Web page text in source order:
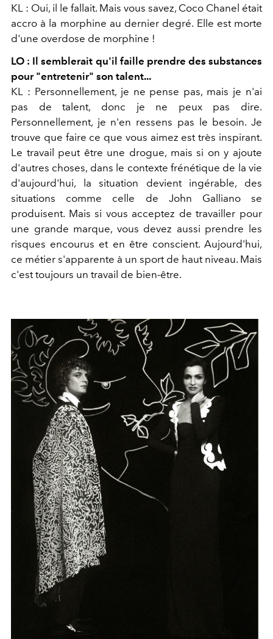
KL : Oui, il le fallait. Mais vous savez, Coco Chanel était
accro à la morphine au dernier degré. Elle est morte
d'une overdose de morphine !
LO : Il semblerait qu'il faille prendre des substances
pour "entretenir" son talent...
KL : Personnellement, je ne pense pas, mais je n'ai
pas de talent, donc je ne peux pas dire.
Personnellement, je n'en ressens pas le besoin. Je
trouve que faire ce que vous aimez est très inspirant.
Le travail peut être une drogue, mais si on y ajoute
d'autres choses, dans le contexte frénétique de la vie
d'aujourd'hui, la situation devient ingérable, des
situations comme celle de John Galliano se
produisent. Mais si vous acceptez de travailler pour
une grande marque, vous devez aussi prendre les
risques encourus et en être conscient. Aujourd'hui,
ce métier s'apparente à un sport de haut niveau. Mais
c'est toujours un travail de bien-être.